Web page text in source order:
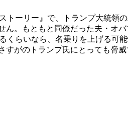
トーリー』で、トランプ大統
ん。もともと同僚だった夫・
くらいなら、名乗りを上げる
がのトランプ氏にとっても脅威